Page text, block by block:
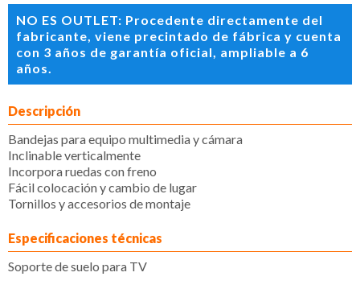
NO ES OUTLET: Procedente directamente del
fabricante, viene precintado de fábrica y cuenta
con 3 años de garantía oficial, ampliable a 6
años.
Descripción
Bandejas para equipo multimedia y cámara
Inclinable verticalmente
Incorpora ruedas con freno
Fácil colocación y cambio de lugar
Tornillos y accesorios de montaje
Especificaciones técnicas
Soporte de suelo para TV